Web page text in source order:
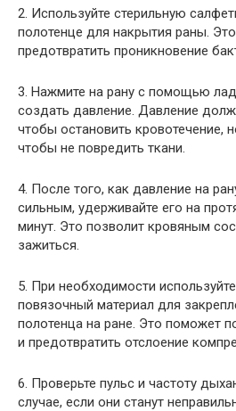
2. Используйте стерильную
полотенце для накрытия раны.
предотвратить проникновение
3. Нажмите на рану с помощью
создать давление. Давление
чтобы остановить кровотечение,
чтобы не повредить ткани.
4. После того, как давление на
сильным, удерживайте его на
минут. Это позволит кровяным
зажиться.
5. При необходимости
повязочный материал для
полотенца на ране. Это поможет
и предотвратить отслоение
6. Проверьте пульс и частоту
случае, если они станут